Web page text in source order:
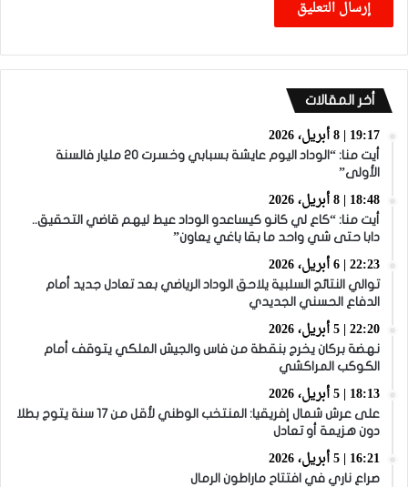
أخر المقالات
19:17 | 8 أبريل، 2026
أيت منا: “الوداد اليوم عايشة بسبابي وخسرت 20 مليار فالسنة
الأولى”
18:48 | 8 أبريل، 2026
أيت منا: “كاع لي كانو كيساعدو الوداد عيط ليهم قاضي التحقيق..
دابا حتى شي واحد ما بقا باغي يعاون”
22:23 | 6 أبريل، 2026
توالي النتائج السلبية يلاحق الوداد الرياضي بعد تعادل جديد أمام
الدفاع الحسني الجديدي
22:20 | 5 أبريل، 2026
نهضة بركان يخرج بنقطة من فاس والجيش الملكي يتوقف أمام
الكوكب المراكشي
18:13 | 5 أبريل، 2026
على عرش شمال إفريقيا: المنتخب الوطني لأقل من 17 سنة يتوج بطلا
دون هزيمة أو تعادل
16:21 | 5 أبريل، 2026
صراع ناري في افتتاح ماراطون الرمال